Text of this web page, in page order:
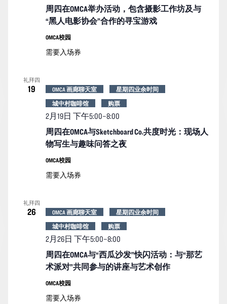
周四在OMCA举办活动，包含摄影工作坊及与
“黑人电影协会”合作的寻宝游戏
OMCA校园
需要入场券
礼拜四
19
周四在OMCA与Sketchboard Co.共度时光：现场人
物写生与趣味问答之夜
2月19日 下午5:00–8:00
OMCA 画廊聊天室
星期四业余时间
城中村咖啡馆
购票
OMCA校园
需要入场券
礼拜四
26
周四在OMCA与“西瓜沙发”快闪活动：与“那艺
术派对”共同参与的讲座与艺术创作
2月26日 下午5:00–8:00
OMCA 画廊聊天室
星期四业余时间
城中村咖啡馆
购票
OMCA校园
需要入场券